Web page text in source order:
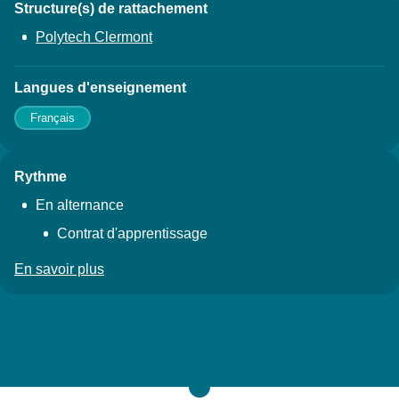
Détails
Structure(s) de rattachement
Polytech Clermont
Langues d'enseignement
Français
Rythme
En alternance
Contrat d'apprentissage
En savoir plus